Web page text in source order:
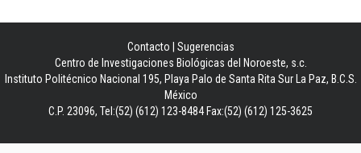
Contacto
Sugerencias
Centro de Investigaciones Biológicas del Noroeste, s.c.
Instituto Politécnico Nacional 195, Playa Palo de Santa Rita Sur La Paz, B.C.S.
México
C.P. 23096, Tel:(52) (612) 123-8484 Fax:(52) (612) 125-3625